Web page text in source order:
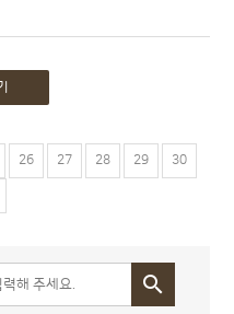
26 27 28 29 30
